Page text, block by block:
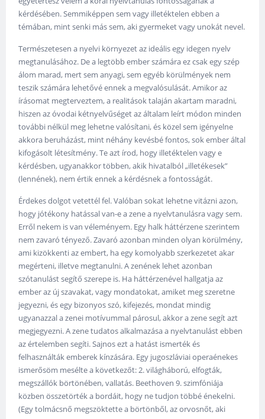
kérdésében. Semmiképpen sem vagy illetéktelen ebben a
témában, mint senki más sem, aki gyermeket vagy unokát nevel.
Természetesen a nyelvi környezet az ideális egy idegen nyelv
megtanulásához. De a legtöbb ember számára ez csak egy szép
álom marad, mert sem anyagi, sem egyéb körülmények nem
teszik számára lehetővé ennek a megvalósulását. Amikor az
írásomat megterveztem, a realitások talaján akartam maradni,
hiszen az óvodai kétnyelvűséget az általam leírt módon minden
további nélkül meg lehetne valósítani, és közel sem igényelne
akkora beruházást, mint néhány kevésbé fontos, sok ember által
kifogásolt létesítmény. Te azt írod, hogy illetéktelen vagy e
kérdésben, ugyanakkor többen, akik hivatalból „illetékesek”
(lennének), nem értik ennek a kérdésnek a fontosságát.
Érdekes dolgot vetettél fel. Valóban sokat lehetne vitázni azon,
hogy jótékony hatással van-e a zene a nyelvtanulásra vagy sem.
Erről nekem is van véleményem. Egy halk háttérzene szerintem
nem zavaró tényező. Zavaró azonban minden olyan körülmény,
ami kizökkenti az embert, ha egy komolyabb szerkezetet akar
megérteni, illetve megtanulni. A zenének lehet azonban
szótanulást segítő szerepe is. Ha háttérzenével hallgatja az
ember az új szavakat, vagy mondatokat, amiket meg szeretne
jegyezni, és egy bizonyos szó, kifejezés, mondat mindig
ugyanazzal a zenei motívummal párosul, akkor a zene segít azt
megjegyezni. A zene tudatos alkalmazása a nyelvtanulást ebben
az értelemben segíti. Sajnos ezt a hatást ismerték és
felhasználták emberek kínzására. Egy jugoszláviai operaénekes
ismerősöm mesélte a következőt: 2. világháború, elfogták,
megszállók börtönében, vallatás. Beethoven 9. szimfóniája
közben összetörték a bordáit, hogy ne tudjon többé énekelni.
(Egy tolmácsnő megszöktette a börtönből, az orvosnőt, aki